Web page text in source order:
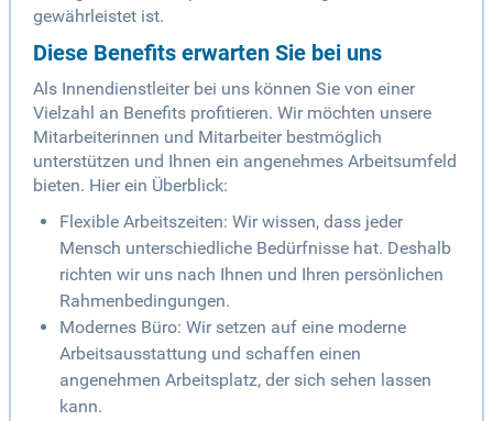
gewährleistet ist.
Diese Benefits erwarten Sie bei uns
Als Innendienstleiter bei uns können Sie von einer
Vielzahl an Benefits profitieren. Wir möchten unsere
Mitarbeiterinnen und Mitarbeiter bestmöglich
unterstützen und Ihnen ein angenehmes Arbeitsumfeld
bieten. Hier ein Überblick:
Flexible Arbeitszeiten: Wir wissen, dass jeder
Mensch unterschiedliche Bedürfnisse hat. Deshalb
richten wir uns nach Ihnen und Ihren persönlichen
Rahmenbedingungen.
Modernes Büro: Wir setzen auf eine moderne
Arbeitsausstattung und schaffen einen
angenehmen Arbeitsplatz, der sich sehen lassen
kann.